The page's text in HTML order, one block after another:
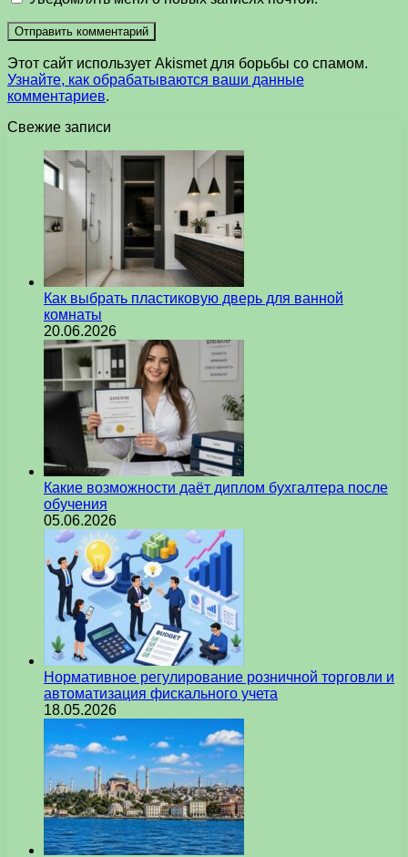
Этот сайт использует Akismet для борьбы со спамом.
Узнайте, как обрабатываются ваши данные
комментариев.
Свежие записи
Как выбрать пластиковую дверь для ванной
комнаты
20.06.2026
Какие возможности даёт диплом бухгалтера после
обучения
05.06.2026
Нормативное регулирование розничной торговли и
автоматизация фискального учета
18.05.2026